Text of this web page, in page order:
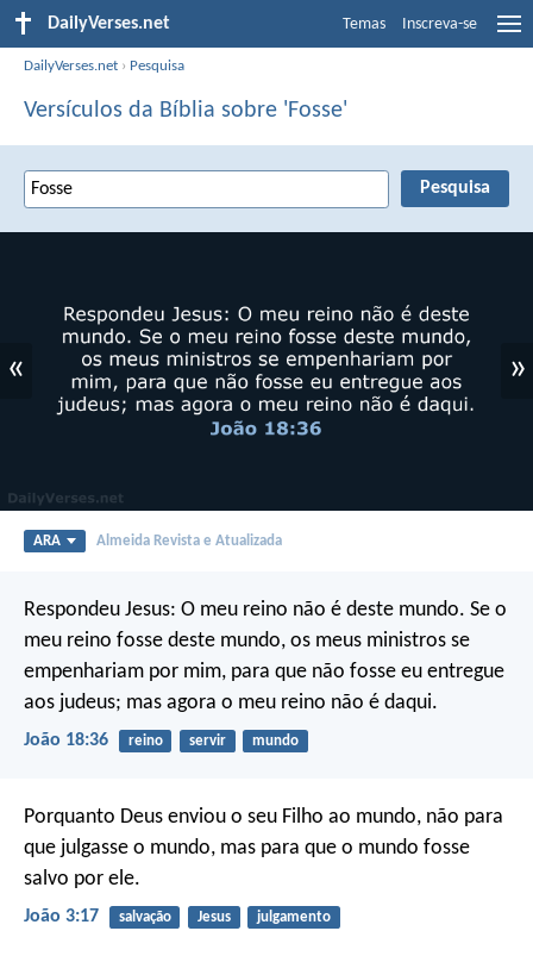
DailyVerses.net Temas Inscreva-se
DailyVerses.net › Pesquisa
Versículos da Bíblia sobre 'Fosse'
« »
ARA Almeida Revista e Atualizada
Respondeu Jesus: O meu reino não é deste mundo. Se o
meu reino fosse deste mundo, os meus ministros se
empenhariam por mim, para que não fosse eu entregue
aos judeus; mas agora o meu reino não é daqui.
João 18:36 reino servir mundo
Porquanto Deus enviou o seu Filho ao mundo, não para
que julgasse o mundo, mas para que o mundo fosse
salvo por ele.
João 3:17 salvação Jesus julgamento